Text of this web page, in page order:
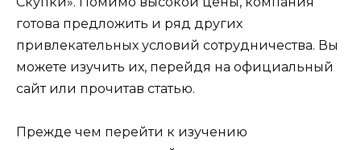
готова предложить и ряд других
привлекательных условий сотрудничества. Вы
можете изучить их, перейдя на официальный
сайт или прочитав статью.
Прежде чем перейти к изучению